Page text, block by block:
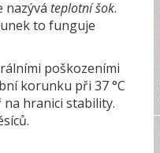
nazývá teplotní šok.
to funguje
poškozeními
korunku při 37 °C
na hranici stability.